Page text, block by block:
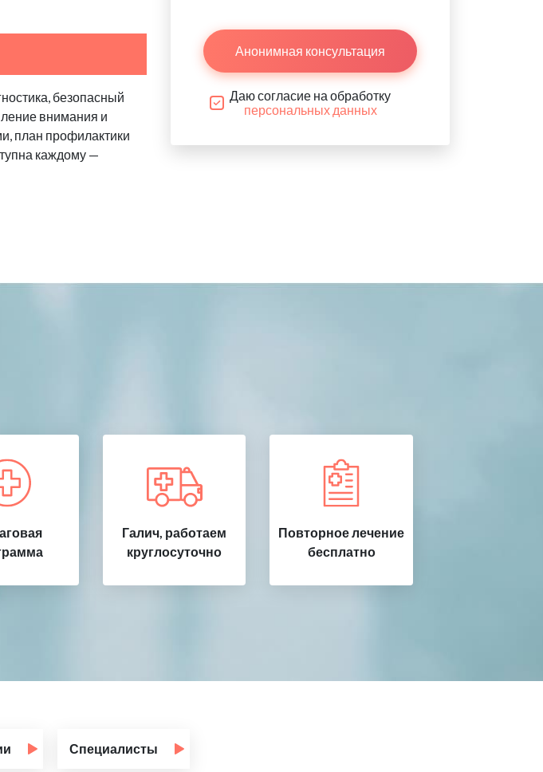
безопасный
внимания и
план профилактики
каждому —
Анонимная консультация
Даю согласие на обработку
персональных данных
Галич, работаем
круглосуточно
Повторное лечение
бесплатно
Специалисты